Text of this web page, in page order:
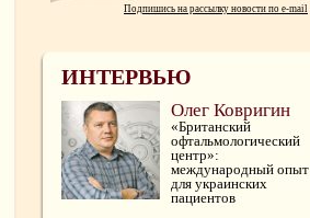
Подпишись на рассылку новости по e-mail
ИНТЕРВЬЮ
Олег Ковригин
«Британский
офтальмологический
центр»:
международный опыт
для украинских
пациентов